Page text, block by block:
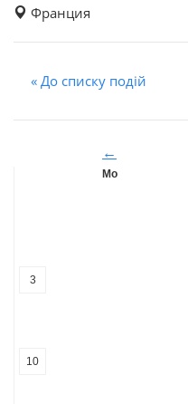
Франция
« До списку подій
←
Mo
3
10